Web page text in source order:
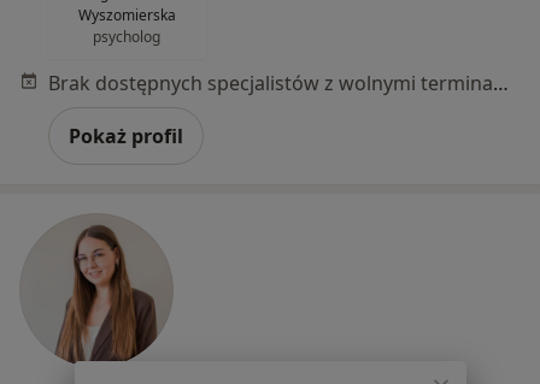
Wyszomierska
psycholog
Brak dostępnych specjalistów z wolnymi terminami w tym centrum medycznym.
Pokaż profil